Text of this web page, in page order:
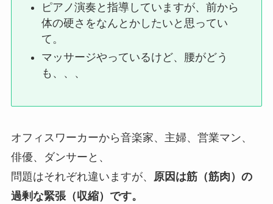
ピアノ演奏と指導していますが、前から
体の硬さをなんとかしたいと思ってい
て。
マッサージやっているけど、腰がどう
も、、、
オフィスワーカーから音楽家、主婦、営業マン、
俳優、ダンサーと、
問題はそれぞれ違いますが、 原因は筋（筋肉）の
過剰な緊張（収縮）です。